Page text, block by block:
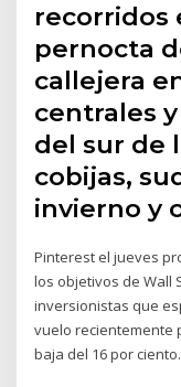
recorridos
pernocta
callejera
centrales
del sur de
cobijas,
invierno y
Pinterest el jueves
los objetivos de Wall
inversionistas que
vuelo recientemente
baja del 16 por ciento.